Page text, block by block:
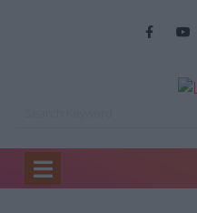
Home
Επιστημονικό επίτευγμα: Με…